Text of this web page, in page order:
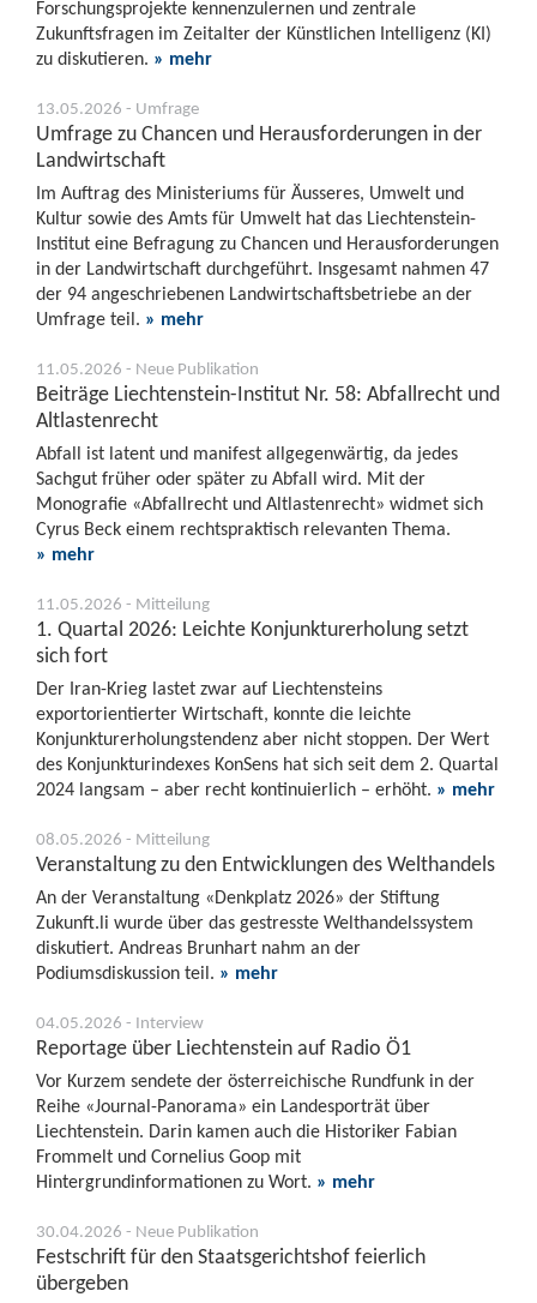
Forschungsprojekte kennenzulernen und zentrale
Zukunftsfragen im Zeitalter der Künstlichen Intelligenz (KI)
zu diskutieren. » mehr
13.05.2026 - Umfrage
Umfrage zu Chancen und Herausforderungen in der
Landwirtschaft
Im Auftrag des Ministeriums für Äusseres, Umwelt und
Kultur sowie des Amts für Umwelt hat das Liechtenstein-
Institut eine Befragung zu Chancen und Herausforderungen
in der Landwirtschaft durchgeführt. Insgesamt nahmen 47
der 94 angeschriebenen Landwirtschaftsbetriebe an der
Umfrage teil. » mehr
11.05.2026 - Neue Publikation
Beiträge Liechtenstein-Institut Nr. 58: Abfallrecht und
Altlastenrecht
Abfall ist latent und manifest allgegenwärtig, da jedes
Sachgut früher oder später zu Abfall wird. Mit der
Monografie «Abfallrecht und Altlastenrecht» widmet sich
Cyrus Beck einem rechtspraktisch relevanten Thema.
» mehr
11.05.2026 - Mitteilung
1. Quartal 2026: Leichte Konjunkturerholung setzt
sich fort
Der Iran-Krieg lastet zwar auf Liechtensteins
exportorientierter Wirtschaft, konnte die leichte
Konjunkturerholungstendenz aber nicht stoppen. Der Wert
des Konjunkturindexes KonSens hat sich seit dem 2. Quartal
2024 langsam – aber recht kontinuierlich – erhöht. » mehr
08.05.2026 - Mitteilung
Veranstaltung zu den Entwicklungen des Welthandels
An der Veranstaltung «Denkplatz 2026» der Stiftung
Zukunft.li wurde über das gestresste Welthandelssystem
diskutiert. Andreas Brunhart nahm an der
Podiumsdiskussion teil. » mehr
04.05.2026 - Interview
Reportage über Liechtenstein auf Radio Ö1
Vor Kurzem sendete der österreichische Rundfunk in der
Reihe «Journal-Panorama» ein Landesporträt über
Liechtenstein. Darin kamen auch die Historiker Fabian
Frommelt und Cornelius Goop mit
Hintergrundinformationen zu Wort. » mehr
30.04.2026 - Neue Publikation
Festschrift für den Staatsgerichtshof feierlich
übergeben